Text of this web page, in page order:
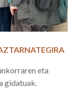
eta
gidatuak.